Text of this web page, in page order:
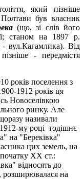
який пізніше
Полтави був власник
(що, зі слів його
станом на 1897 р.
вул.Кагамлика). Від
- передмістя
років поселення з
1912 років ця
Новоселівкою
ринку. Але
називали
му році тодішнє
на "Береківка"
цих земель, на
ХХ ст.:
відносять до
розширювалася на